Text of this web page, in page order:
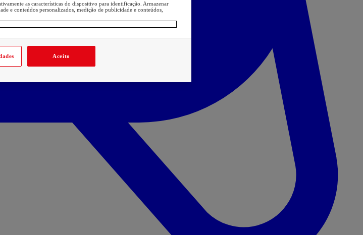
as características do dispositivo para identificação. Armazenar
e conteúdos personalizados, medição de publicidade e conteúdos,
Aceito